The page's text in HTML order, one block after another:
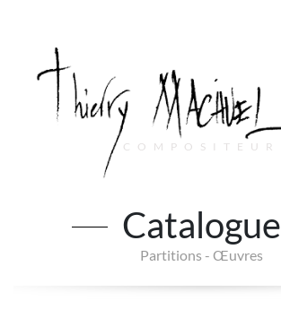
COMPOSITEUR
Main Navigation
Catalogue
Partitions - Œuvres